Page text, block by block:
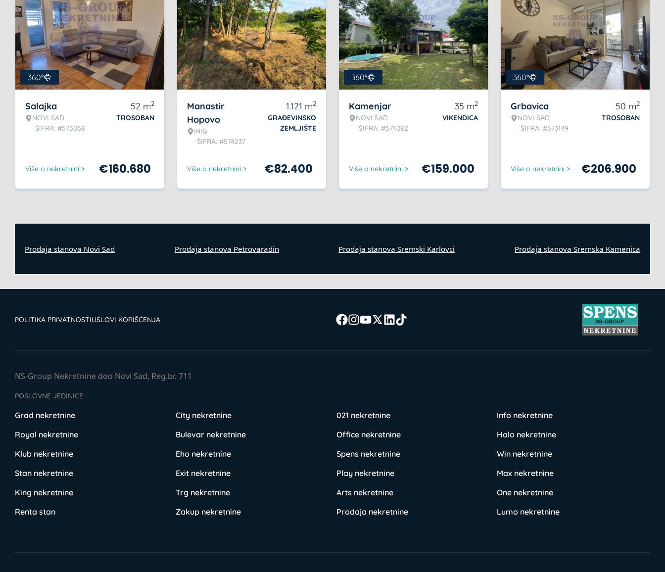
360°
Salajka
NOVI SAD
ŠIFRA: #575068
52 m2
TROSOBAN
Više o nekretnini > €160.680
Manastir
Hopovo
IRIG
ŠIFRA: #574237
1.121 m2
GRAĐEVINSKO
ZEMLJIŠTE
Više o nekretnini > €82.400
360°
Kamenjar
NOVI SAD
ŠIFRA: #574082
35 m2
VIKENDICA
Više o nekretnini > €159.000
360°
Grbavica
NOVI SAD
ŠIFRA: #573149
50 m2
TROSOBAN
Više o nekretnini > €206.900
Prodaja stanova Novi Sad Prodaja stanova Petrovaradin Prodaja stanova Sremski Karlovci Prodaja stanova Sremska Kamenica
POLITIKA PRIVATNOSTIUSLOVI KORIŠĆENJA
NS-Group Nekretnine doo Novi Sad, Reg.br. 711
POSLOVNE JEDINICE
Grad nekretnine City nekretnine 021 nekretnine
Info nekretnine
Royal nekretnine
Bulevar nekretnine Office nekretnine
Halo nekretnine
Klub nekretnine
Eho nekretnine Spens nekretnine
Win nekretnine
Stan nekretnine
Exit nekretnine Play nekretnine
Max nekretnine
King nekretnine
Trg nekretnine Arts nekretnine
One nekretnine
Renta stan
Zakup nekretnine Prodaja nekretnine Lumo nekretnine